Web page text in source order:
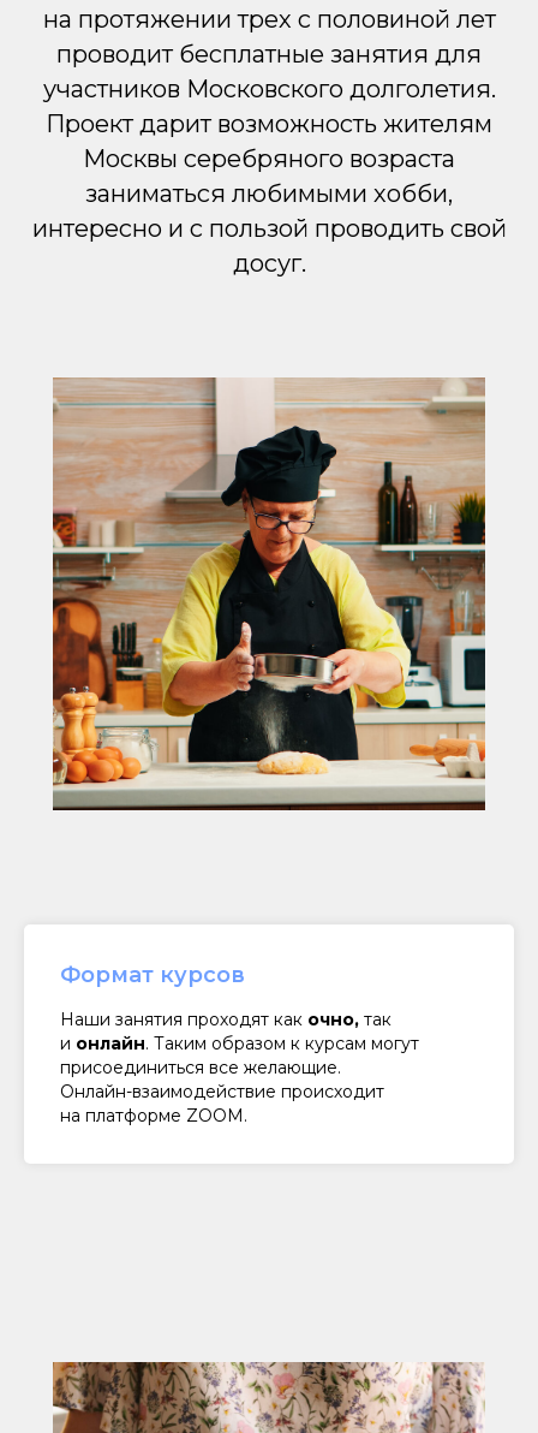
на протяжении трех с половиной лет
проводит бесплатные занятия для
участников Московского долголетия.
Проект дарит возможность жителям
Москвы серебряного возраста
заниматься любимыми хобби,
интересно и с пользой проводить свой
досуг.
Формат курсов
Наши занятия проходят как очно, так
и онлайн. Таким образом к курсам могут
присоединиться все желающие.
Онлайн-взаимодействие происходит
на платформе ZOOM.